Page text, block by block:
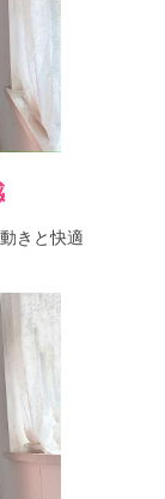
きと快適